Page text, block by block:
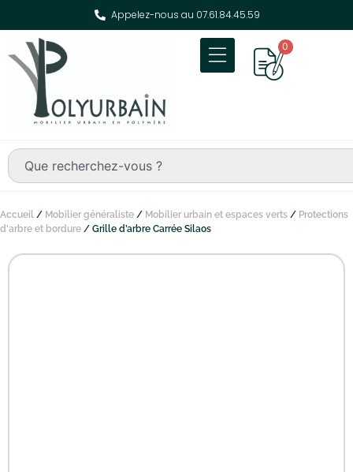
Appelez-nous au 07.61.84.45.59
0
Accueil / Mobilier généraliste / Mobilier urbain et espaces verts / Protections
d'arbre et bordure / Grille d’arbre Carrée Silaos